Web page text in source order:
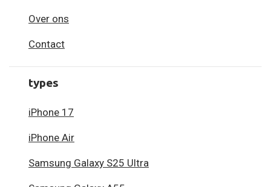
Over ons
Contact
types
iPhone 17
iPhone Air
Samsung Galaxy S25 Ultra